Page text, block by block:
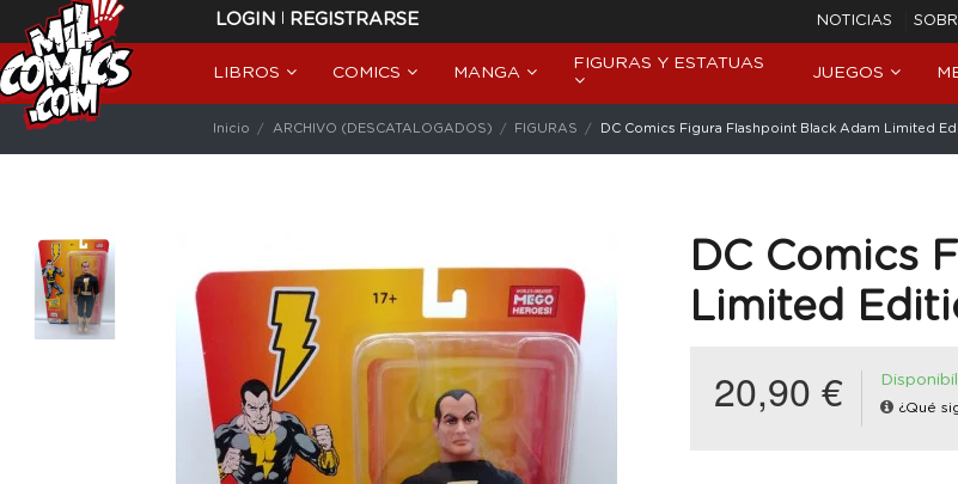
LOGIN | REGISTRARSE NOTICIAS
LIBROS COMICS MANGA
FIGURAS Y ESTATUAS
JUEGOS
Inicio ARCHIVO (DESCATALOGADOS) FIGURAS DC Comics Figura Flashpoint Black Adam Limited
DC Comics
Limited
20,90 € ¿Qué